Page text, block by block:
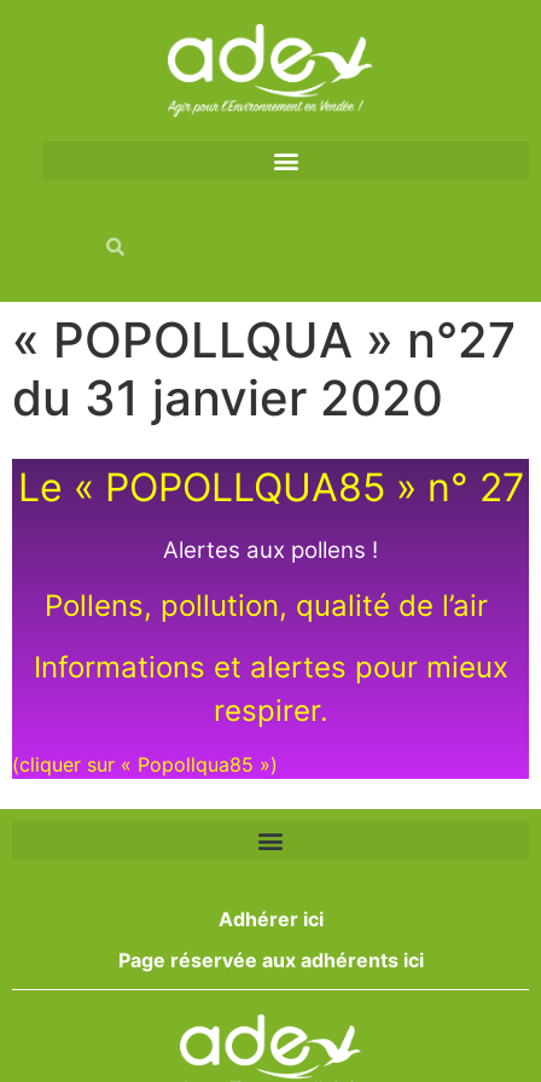
« POPOLLQUA » n°27
du 31 janvier 2020
Le « POPOLLQUA85 » n° 27
Alertes aux pollens !
Pollens, pollution, qualité de l’air
Informations et alertes pour mieux
respirer.
(cliquer sur « Popollqua85 »)
Adhérer ici
Page réservée aux adhérents ici